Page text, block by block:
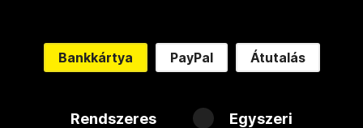
Bankkártya PayPal Átutalás
Rendszeres Egyszeri